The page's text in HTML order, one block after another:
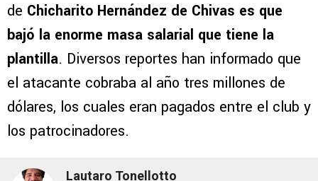
de Chicharito Hernández de Chivas es que
bajó la enorme masa salarial que tiene la
plantilla. Diversos reportes han informado que
el atacante cobraba al año tres millones de
dólares, los cuales eran pagados entre el club y
los patrocinadores.
Lautaro Tonellotto